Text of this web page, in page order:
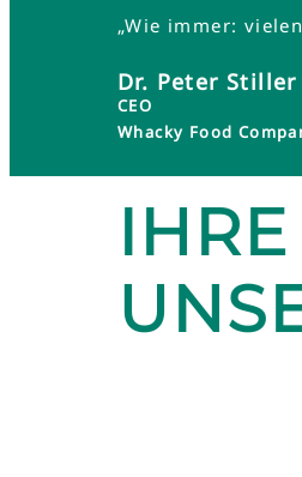
„Wie immer:
Dr. Peter Stiller
CEO
Whacky Food